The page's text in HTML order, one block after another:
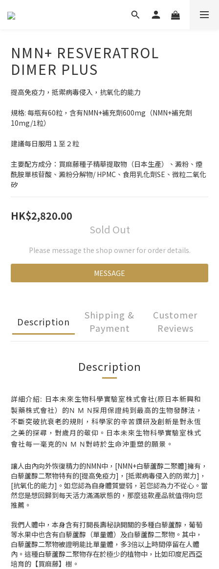
NMN+ RESVERATROL
DIMER PLUS
提高免疫力，抵禦病毒侵入，抗氧化的能力
規格: 每瓶有60粒，含有NMN+補充劑600mg（NMN+補充劑
10mg/1粒）
建議每日服用１至２粒
主要配方成分：買麻藤種子精華提取物（日本生產）、澱粉、煙
酰胺單核苷酸、澱粉分解物/ HPMC、食用乳化劑SE、微粒二氧化
矽
HK$2,820.00
Sold Out
Please message the shop owner for order details.
MESSAGE
Description
Shipping &
Payment
Customer
Reviews
Description
詳細介紹: 日本未來生物科學實驗室株式會社(原日本新興和
製藥株式會社）的N M N採用保證純到最高的生物發酵法，
不斷突破抗衰老的規則，科學家的辛苦鑽研及創新是對永恆
之美的探尋，對歲月的敬仰。日本未來生物科學實驗室株式
會社每一毫克的N M N對峙於生命沖重塑的願景。
讓人由內向外恢復精力的NMN中，[NMN+白藜蘆醇二聚體]擁有，
白藜蘆醇二聚物特有的[提高免疫力]，[抵禦病毒侵入的防禦力]，
[抗氧化的能力]。如您認為自身體質變弱，若您認為力不從心。當
然您是想回歸到每天活力滿滿狀態的，那麼這款產品就值得向您
推薦。
我們人體中，本身含有打開長壽秘訣開關的多種白藜蘆醇，葡萄
等水果中也含有白藜蘆醇（單量體）及白藜蘆醇二聚物。其中，
白藜蘆醇二聚物被證明能比單量體，多3倍以上時間停留在人體
內。這種白藜蘆醇二聚物存在於極少的植物中，比如印度尼西亞
培育的【買麻藤】樹。